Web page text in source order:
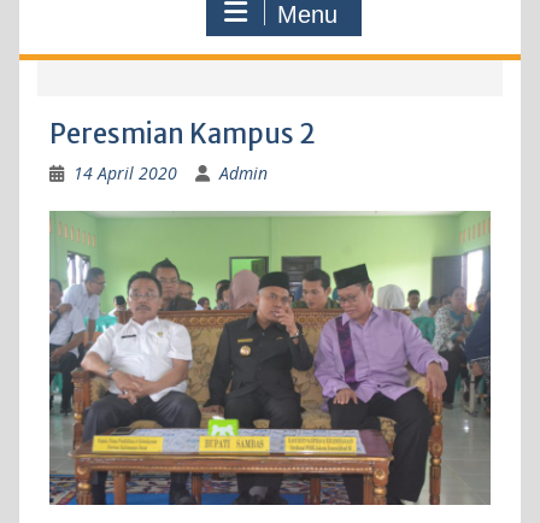
Menu
Peresmian Kampus 2
14 April 2020 Admin